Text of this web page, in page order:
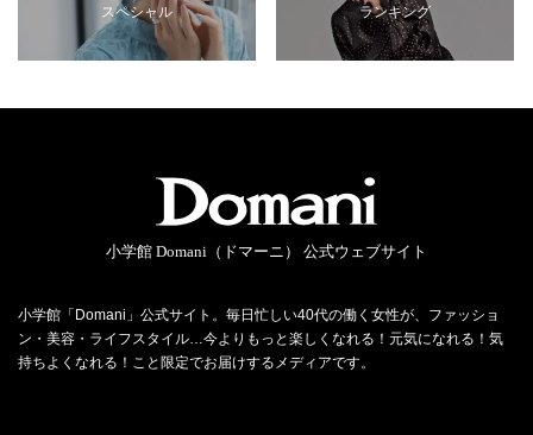
スペシャル ランキング
小学館 Domani（ドマーニ） 公式ウェブサイト
小学館「Domani」公式サイト。毎日忙しい40代の働く女性が、ファッショ
ン・美容・ライフスタイル…今よりもっと楽しくなれる！元気になれる！気
持ちよくなれる！こと限定でお届けするメディアです。